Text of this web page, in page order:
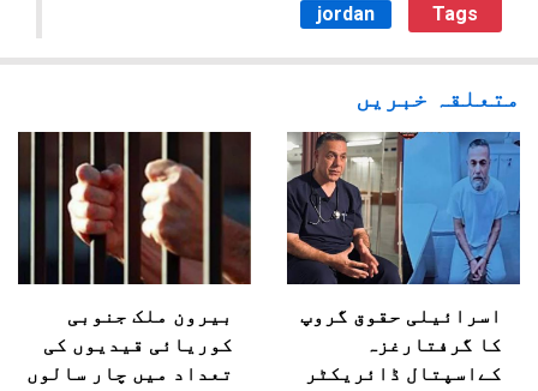
jordan
Tags
متعلقہ خبریں
اسرائیلی حقوق گروپ
کا گرفتارغزہ
کےاسپتال ڈائریکٹر
بیرون ملک جنوبی
کوریائی قیدیوں کی
تعداد میں چار سالوں